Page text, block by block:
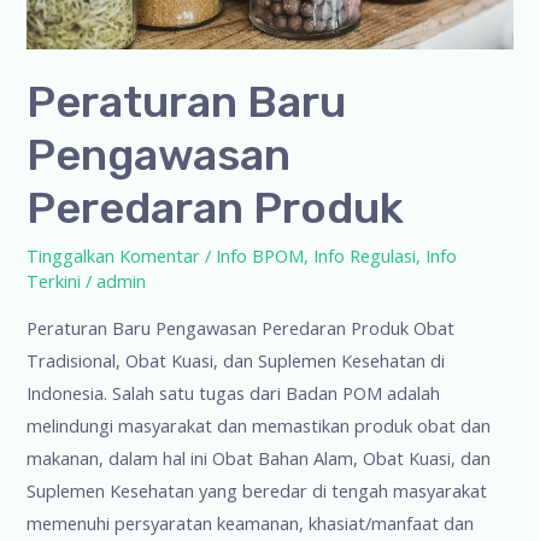
Peraturan Baru
Pengawasan
Peredaran Produk
Tinggalkan Komentar / Info BPOM, Info Regulasi, Info
Terkini /admin
Peraturan Baru Pengawasan Peredaran Produk Obat
Tradisional, Obat Kuasi, dan Suplemen Kesehatan di
Indonesia. Salah satu tugas dari Badan POM adalah
melindungi masyarakat dan memastikan produk obat dan
makanan, dalam hal ini Obat Bahan Alam, Obat Kuasi, dan
Suplemen Kesehatan yang beredar di tengah masyarakat
memenuhi persyaratan keamanan, khasiat/manfaat dan